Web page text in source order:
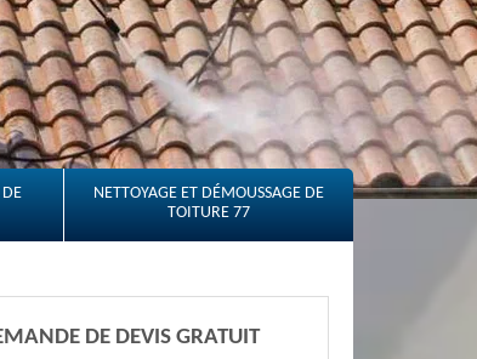
DE
NETTOYAGE ET DÉMOUSSAGE DE
TOITURE 77
DE DEVIS GRATUIT